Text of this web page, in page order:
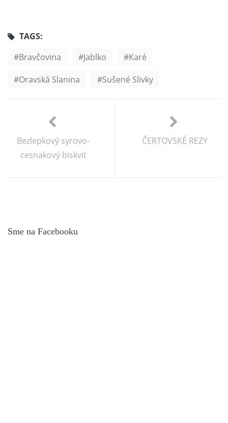
TAGS:
Bravčovina
Jablko
Karé
Oravská Slanina
Sušené Slivky
Bezlepkový syrovo-
cesnakový biskvit
ČERTOVSKÉ REZY
Sme na Facebooku